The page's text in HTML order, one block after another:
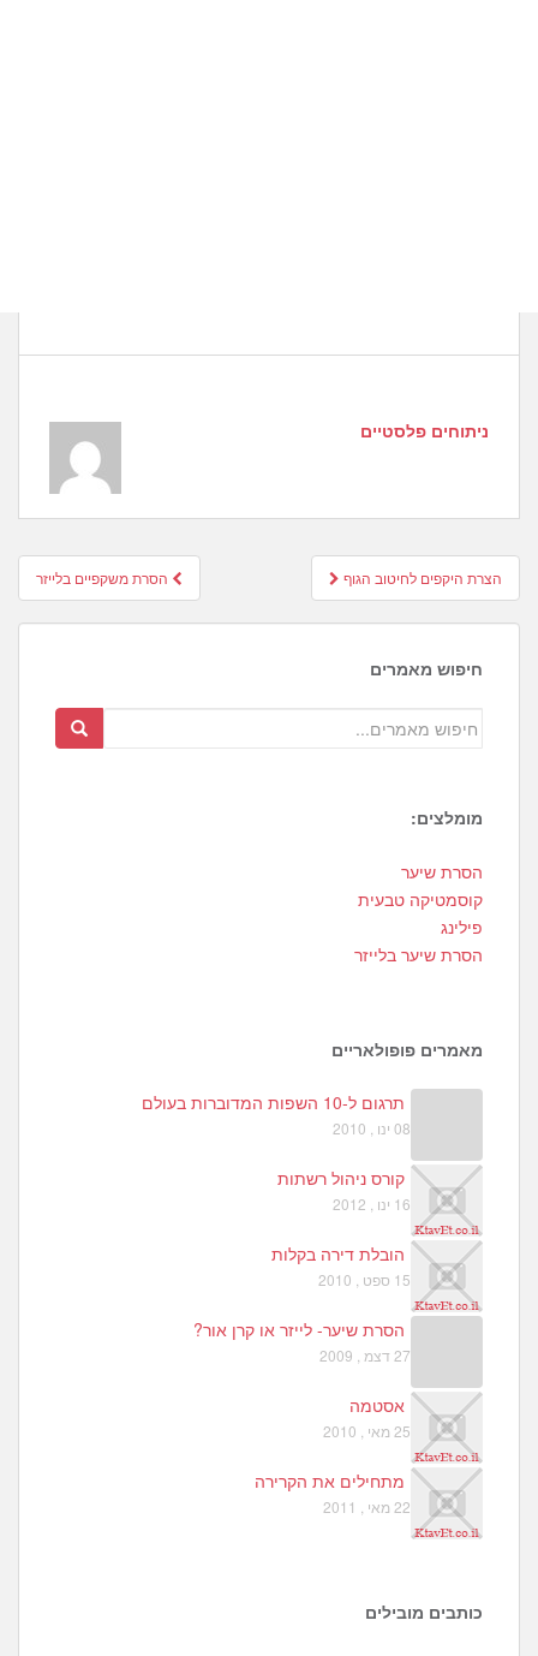
ניתוחים פלסטיים
Post
navigation
הסרת משקפיים בלייזר הצרת היקפים לחיטוב הגוף
חיפוש מאמרים
מומלצים:
1
4
הסרת שיער
קוסמטיקה טבעית
פילינג
הסרת שיער בלייזר
מאמרים פופולאריים
תרגום ל-10 השפות המדוברות בעולם
08 ינו , 2010
קורס ניהול רשתות
16 ינו , 2012
הובלת דירה בקלות
15 ספט , 2010
הסרת שיער- לייזר או קרן אור?
27 דצמ , 2009
אסטמה
25 מאי , 2010
מתחילים את הקרירה
22 מאי , 2011
כותבים מובילים